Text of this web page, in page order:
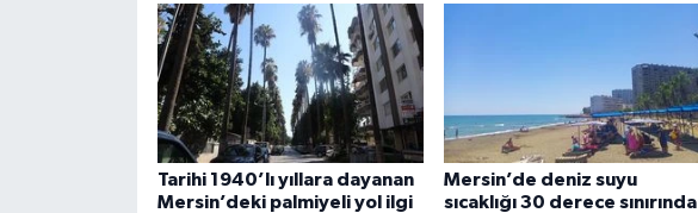
Tarihi 1940’lı yıllara dayanan
Mersin’deki palmiyeli yol ilgi
Mersin’de deniz suyu
sıcaklığı 30 derece sınırında